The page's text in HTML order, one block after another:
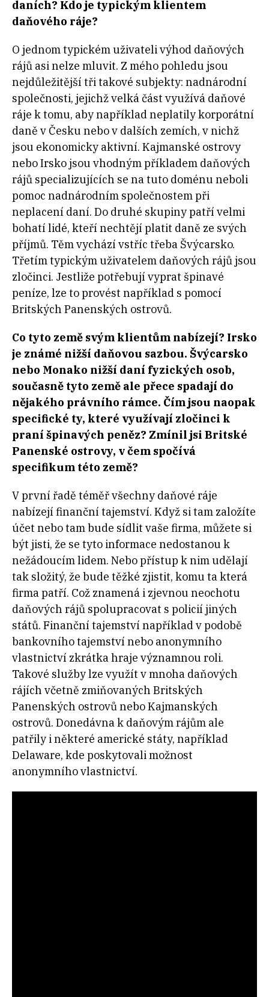
daních? Kdo je typickým klientem
daňového ráje?
O jednom typickém uživateli výhod daňových
rájů asi nelze mluvit. Z mého pohledu jsou
nejdůležitější tři takové subjekty: nadnárodní
společnosti, jejichž velká část využívá daňové
ráje k tomu, aby například neplatily korporátní
daně v Česku nebo v dalších zemích, v nichž
jsou ekonomicky aktivní. Kajmanské ostrovy
nebo Irsko jsou vhodným příkladem daňových
rájů specializujících se na tuto doménu neboli
pomoc nadnárodním společnostem při
neplacení daní. Do druhé skupiny patří velmi
bohatí lidé, kteří nechtějí platit daně ze svých
příjmů. Těm vychází vstříc třeba Švýcarsko.
Třetím typickým uživatelem daňových rájů jsou
zločinci. Jestliže potřebují vyprat špinavé
peníze, lze to provést například s pomocí
Britských Panenských ostrovů.
Co tyto země svým klientům nabízejí? Irsko
je známé nižší daňovou sazbou. Švýcarsko
nebo Monako nižší daní fyzických osob,
současně tyto země ale přece spadají do
nějakého právního rámce. Čím jsou naopak
specifické ty, které využívají zločinci k
praní špinavých peněz? Zmínil jsi Britské
Panenské ostrovy, v čem spočívá
specifikum této země?
V první řadě téměř všechny daňové ráje
nabízejí finanční tajemství. Když si tam založíte
účet nebo tam bude sídlit vaše firma, můžete si
být jisti, že se tyto informace nedostanou k
nežádoucím lidem. Nebo přístup k nim udělají
tak složitý, že bude těžké zjistit, komu ta která
firma patří. Což znamená i zjevnou neochotu
daňových rájů spolupracovat s policií jiných
států. Finanční tajemství například v podobě
bankovního tajemství nebo anonymního
vlastnictví zkrátka hraje významnou roli.
Takové služby lze využít v mnoha daňových
rájích včetně zmiňovaných Britských
Panenských ostrovů nebo Kajmanských
ostrovů. Donedávna k daňovým rájům ale
patřily i některé americké státy, například
Delaware, kde poskytovali možnost
anonymního vlastnictví.